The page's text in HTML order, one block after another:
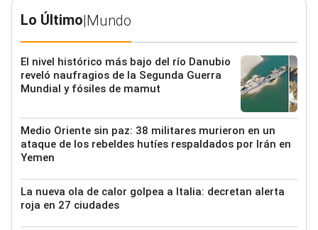
Lo Último Mundo
El nivel histórico más bajo del río Danubio
reveló naufragios de la Segunda Guerra
Mundial y fósiles de mamut
Medio Oriente sin paz: 38 militares murieron en un
ataque de los rebeldes hutíes respaldados por Irán en
Yemen
La nueva ola de calor golpea a Italia: decretan alerta
roja en 27 ciudades